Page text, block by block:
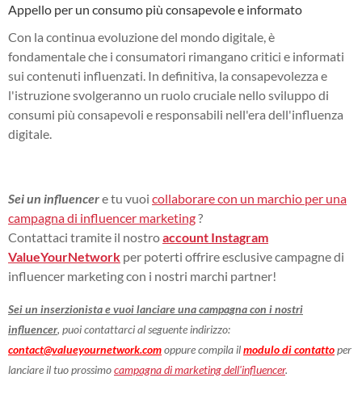
Appello per un consumo più consapevole e informato
Con la continua evoluzione del mondo digitale, è
fondamentale che i consumatori rimangano critici e informati
sui contenuti influenzati. In definitiva, la consapevolezza e
l'istruzione svolgeranno un ruolo cruciale nello sviluppo di
consumi più consapevoli e responsabili nell'era dell'influenza
digitale.
Sei un influencere tu vuoi collaborare con un marchio per una
campagna di influencer marketing?
Contattaci tramite il nostroaccount Instagram
ValueYourNetwork per poterti offrire esclusive campagne di
influencer marketing con i nostri marchi partner!
Sei un inserzionista e vuoi lanciare una campagna con i nostri
influencer, puoi contattarci al seguente indirizzo:
contact@valueyournetwork.comoppure compila ilmodulo di contattoper
lanciare il tuo prossimocampagna di marketing dell'influencer.